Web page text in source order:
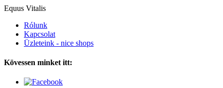
Equus Vitalis
Rólunk
Kapcsolat
Üzleteink - nice shops
Kövessen minket itt: